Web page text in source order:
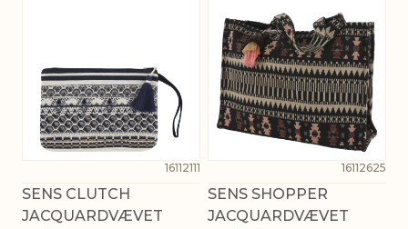
16112111
SENS CLUTCH
JACQUARDVÆVET
16112625
SENS SHOPPER
JACQUARDVÆVET